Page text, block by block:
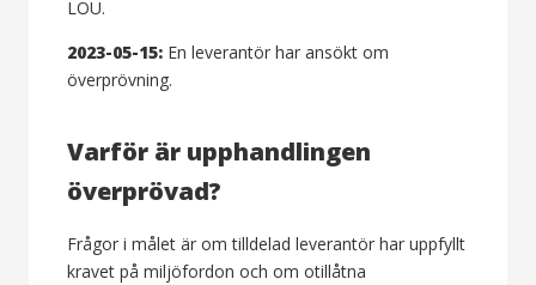
LOU.
2023-05-15: En leverantör har ansökt om
överprövning.
Varför är upphandlingen
överprövad?
Frågor i målet är om tilldelad leverantör har uppfyllt
kravet på miljöfordon och om otillåtna